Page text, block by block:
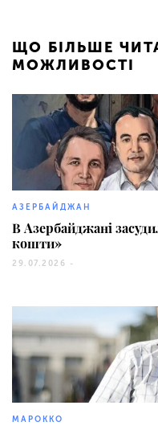
ЩО БІЛЬШЕ
МОЖЛИВОСТІ
АЗЕРБАЙДЖАН
В Азербайджані
кошти»
29.07.2026 -
МАРОККО